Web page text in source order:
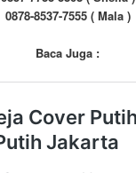
0878-8537-7555 ( Mala )
Baca Juga :